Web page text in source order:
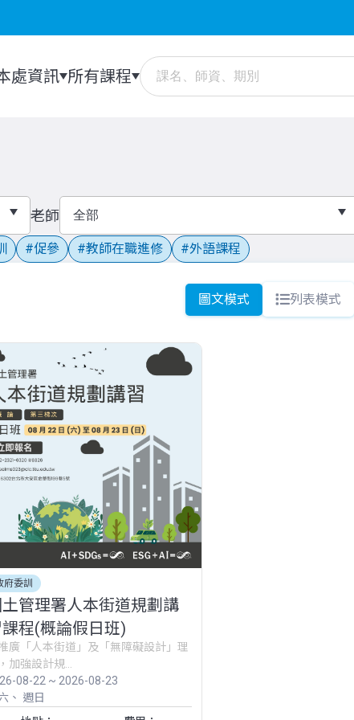
處資訊 所有課程
老師
促參 教師在職進修 外語課程
圖文模式 列表模式
府委訓
土管理署人本街道規劃講
程(概論假日班)
廣「人本街道」及「無障礙設計」理
加強設計規...
08-22 ~ 2026-08-23
週日